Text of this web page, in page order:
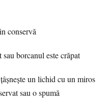
conservă
borcanul este crăpat
un lichid cu un miros
sau o spumă